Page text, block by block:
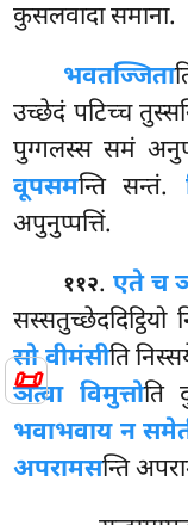
📜
कुसलवादा समाना.
भवतज्जिता
उच्छेदं पटिच्च
पुग्गलस्स समं
वूपसमन्ति सन्तं.
अपुनुप्पत्तिं.
११२.एते च
सस्सतुच्छेददिट्ठियो
सो वीमंसीति
ञत्वा विमुत्तोति
भवाभवाय न
अपरामसन्ति